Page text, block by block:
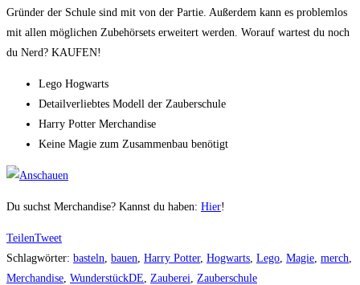
Gründer der Schule sind mit von der Partie. Außerdem kann es problemlos
mit allen möglichen Zubehörsets erweitert werden. Worauf wartest du noch
du Nerd? KAUFEN!
Lego Hogwarts
Detailverliebtes Modell der Zauberschule
Harry Potter Merchandise
Keine Magie zum Zusammenbau benötigt
Du suchst Merchandise? Kannst du haben: Hier!
TeilenTweet
Schlagwörter: basteln bauen Harry Potter, Hogwarts Lego Magie merch
Merchandise WunderstückDE Zauberei Zauberschule